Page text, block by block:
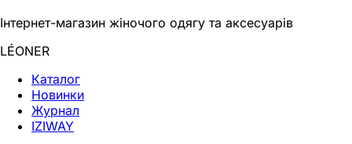
Інтернет-магазин жіночого одягу та аксесуарів
LÉONER
Каталог
Новинки
Журнал
IZIWAY